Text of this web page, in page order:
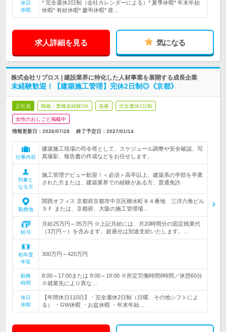
休日
休暇
* 完全週休2日制（会社カレンダーによる）* 夏季休暇* 年末年始
休暇* 有給休暇* 慶弔休暇* 産…
求人詳細を見る 気になる
株式会社リプロス | 建設業界に特化した人材事業を展開する成長企業
未経験歓迎！【建築施工管理】完休2日制◎《京都》
正社員 職種・業種未経験OK 急募 完全週休2日制
女性のおしごと掲載中
情報更新日：2026/07/28 終了予定日： 2027/01/14
仕事内容
建築施工現場の司令塔として、スケジュール調整や安全確認、写
真撮影、報告書の作成などをお任せします。
対象と
なる方
施工管理デビュー歓迎！＜必須＞高卒以上、建築系の学部を卒業
された方または、建築業界での経験がある方、普通免許
勤務地
関西オフィス 京都府京都市中京区柳水町８４番地 三洋六角ビル
５Ｆ または、京都府、大阪の施工管理場…
給与
月給25万円～35万円 ※上記月給には、月20時間分の固定残業代
（3万円～）を含みます。超過分は別途支給いたします。…
初年度
年収
300万円～420万円
勤務
時間
8:00～17:00または 9:00～18:00 ※所定労働時間8時間／休憩60分
※就業先により異な…
休日
休暇
【年間休日110日】・完全週休2日制（日曜、その他シフトによ
る） ・GW休暇 ・お盆休暇 ・年末年始…